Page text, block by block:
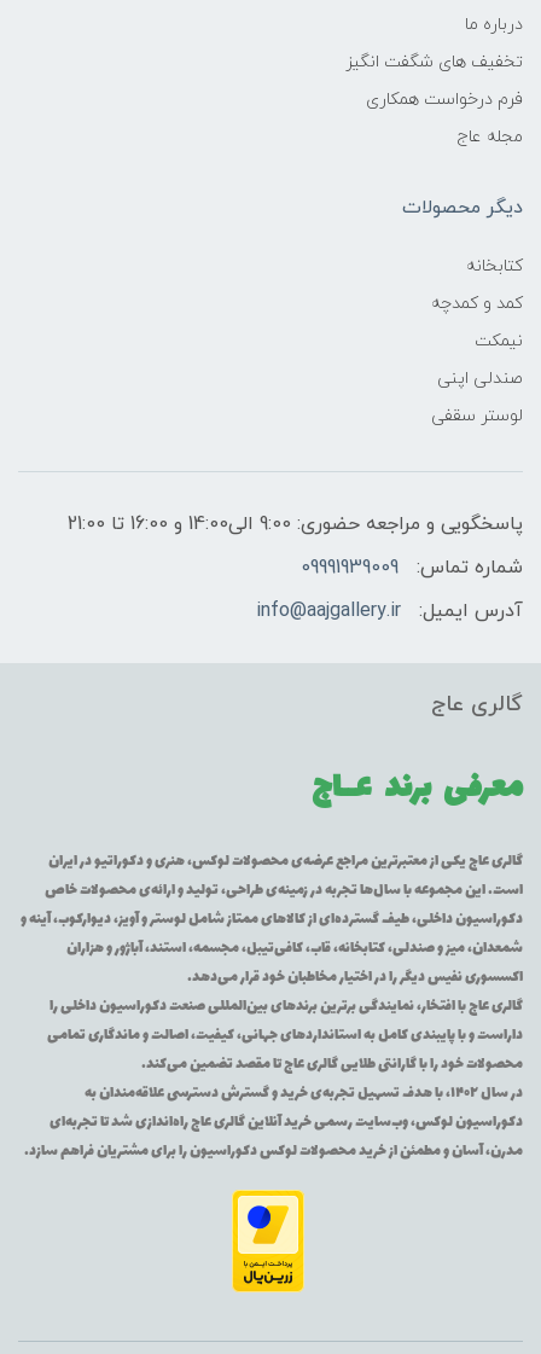
درباره ما
تخفیف های شگفت انگیز
فرم درخواست همکاری
مجله عاج
دیگر محصولات
کتابخانه
کمد و کمدچه
نیمکت
صندلی اپنی
لوستر سقفی
پاسخگویی و مراجعه حضوری: 9:00 الی14:00 و 16:00 تا 21:00
شماره تماس:
09991939009
آدرس ایمیل:
info@aajgallery.ir
گالری عاج
معرفی برند عــاج
گالری عاج یکی از معتبرترین مراجع عرضه‌ی محصولات لوکس، هنری و دکوراتیو در ایران
است. این مجموعه با سال‌ها تجربه در زمینه‌ی طراحی، تولید و ارائه‌ی محصولات خاص
دکوراسیون داخلی، طیف گسترده‌ای از کالاهای ممتاز شامل لوستر و آویز، دیوارکوب، آینه و
شمعدان، میز و صندلی، کتابخانه، قاب، کافی‌تیبل، مجسمه، استند، آباژور و هزاران
اکسسوری نفیس دیگر را در اختیار مخاطبان خود قرار می‌دهد.
گالری عاج با افتخار، نمایندگی برترین برندهای بین‌المللی صنعت دکوراسیون داخلی را
داراست و با پایبندی کامل به استانداردهای جهانی، کیفیت، اصالت و ماندگاری تمامی
محصولات خود را با گارانتی طلایی گالری عاج تا مقصد تضمین می‌کند.
در سال ۱۴۰۲، با هدف تسهیل تجربه‌ی خرید و گسترش دسترسی علاقه‌مندان به
دکوراسیون لوکس، وب‌سایت رسمی خرید آنلاین گالری عاج راه‌اندازی شد تا تجربه‌ای
مدرن، آسان و مطمئن از خرید محصولات لوکس دکوراسیون را برای مشتریان فراهم سازد.